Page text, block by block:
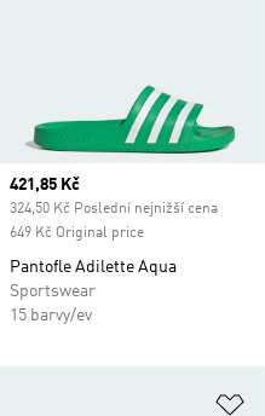
Current price
421,85 Kč
324,50 Kč Poslední nejnižší cena
649 Kč Original price
Pantofle Adilette Aqua
Sportswear
15 barvy/ev